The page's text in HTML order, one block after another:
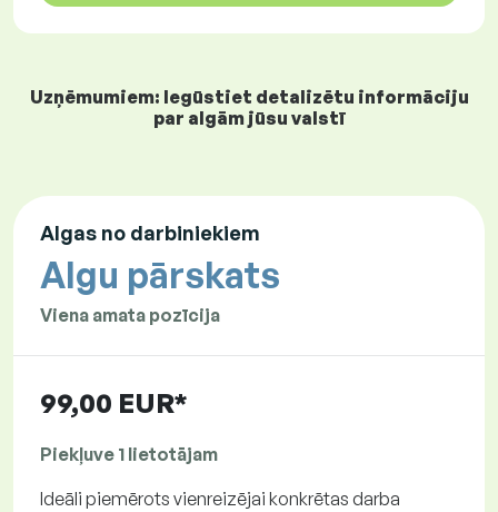
Uzņēmumiem: Iegūstiet detalizētu informāciju
par algām jūsu valstī
Algas no darbiniekiem
Algu pārskats
Viena amata pozīcija
99,00 EUR*
Piekļuve 1 lietotājam
Ideāli piemērots vienreizējai konkrētas darba